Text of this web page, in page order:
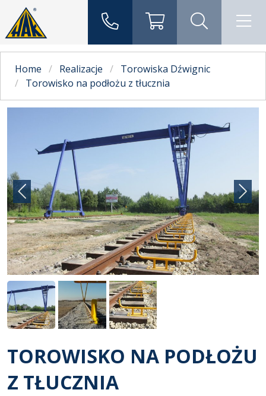
Home Realizacje
Torowiska Dźwignic
Torowisko na podłożu z tłucznia
TOROWISKO NA PODŁOŻU
Z TŁUCZNIA